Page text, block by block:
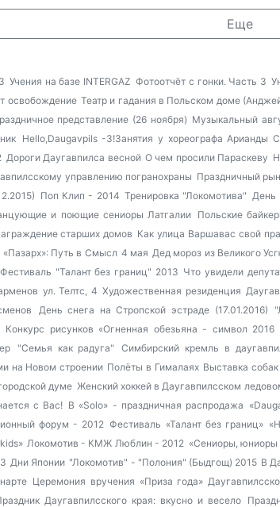
Еще
Учения на базе INTERGAZ Фотоотчёт с гонки. Часть 3
освобождение Театр и гадания в Польском доме
представление (26 ноября) Музыкальный
Hello,Daugavpils -3!Занятия у хореографа Арианды
Дороги Даугавпилса весной О чем просили Параскеву
управлению погранохраны Праздничный
Поп Клип - 2014 Тренировка "Локомотива" День
и поющие сениоры Латгалии Польские
старших домов Как улица Варшавас свой
«Пазарх»: Путь в Смысл 4 мая Дед мороз из Великого
Фестиваль "Талант без границ" 2013 Что увидели
ул. Телтс, 4 Художественная резиденция
День снега на Стропской эстраде (17.01.2016)
Конкурс рисунков «Огненная обезьяна - символ 2016
"Семья как радуга" Симбирский кремль в
на Новом строении Полёты в Гималаях Выставка собак
думе Женский хоккей в Даугавпилсском
с Вас! В «Solo» - праздничная распродажа
форум - 2012 Фестиваль «Талант без границ»
Локомотив - КМЖ Люблин - 2012 «Сениоры, юниоры
Дни Японии "Локомотив" - "Полония" (Быдгощ) 2015 В
Церемония вручения «Приза года»
Даугавпилсского края: вкусно и весело